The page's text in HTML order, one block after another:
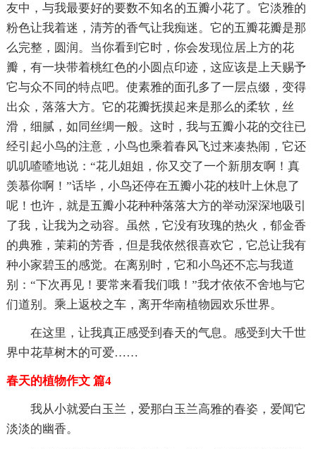
友中，与我最要好的要数不知名的五瓣小花了。它淡雅的
粉色让我着迷，清芳的香气让我痴迷。它的五瓣花瓣是那
么完整，圆润。当你看到它时，你会发现位居上方的花
瓣，有一块带着桃红色的小圆点印迹，这应该是上天赐予
它与众不同的特点吧。使素雅的面孔多了一层点缀，变得
出众，落落大方。它的花瓣抚摸起来是那么的柔软，丝
滑，细腻，如同丝绸一般。这时，我与五瓣小花的交往已
经引起小鸟的注意，小鸟也乘着春风飞过来凑热闹，它还
叽叽喳喳地说：“花儿姐姐，你又交了一个新朋友啊！真
羡慕你啊！”话毕，小鸟还停在五瓣小花的枝叶上休息了
呢！也许，就是五瓣小花种种落落大方的举动深深地吸引
了我，让我为之动容。虽然，它没有玫瑰的热火，郁金香
的典雅，茉莉的芳香，但是我依然很喜欢它，它总让我有
种小家碧玉的感觉。在离别时，它和小鸟还不忘与我道
别：“下次再见！要常来看我们哦！”我才依依不舍地与它
们道别。乘上返校之车，离开华南植物园欢乐世界。
在这里，让我真正感受到春天的气息。感受到大千世
界中花草树木的可爱……
春天的植物作文 篇4
我从小就爱白玉兰，爱那白玉兰高雅的春姿，爱闻它
淡淡的幽香。